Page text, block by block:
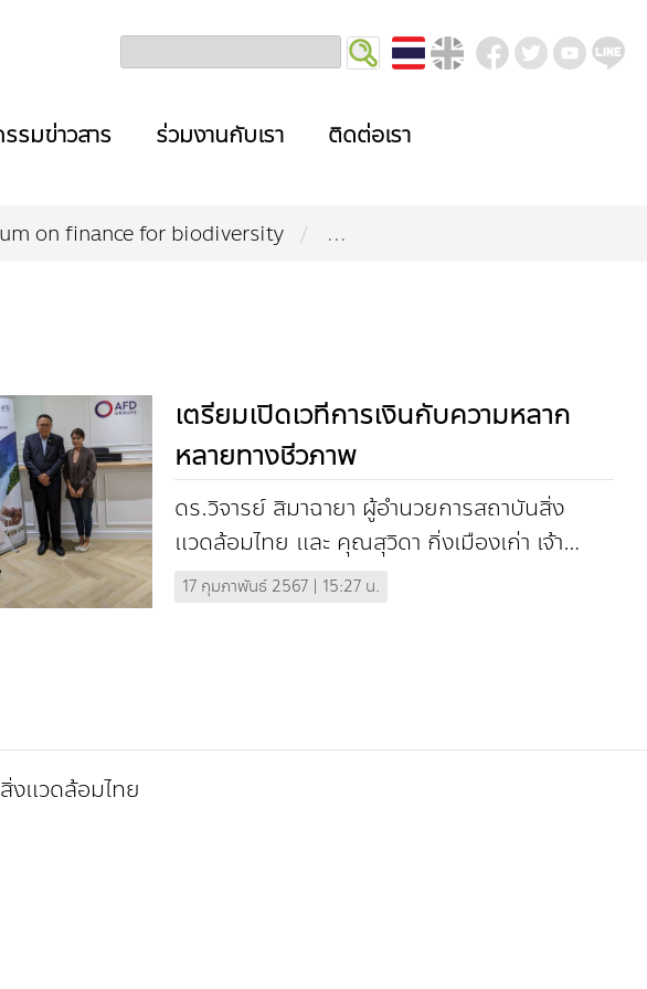
รมข่าวสาร ร่วมงานกับเรา ติดต่อเรา
on finance for biodiversity ...
เตรียมเปิดเวทีการเงินกับความหลาก
หลายทางชีวภาพ
ดร.วิจารย์ สิมาฉายา ผู้อำนวยการสถาบันสิ่ง
แวดล้อมไทย และ คุณสุวิดา กิ่งเมืองเก่า เจ้า
หน้าที่การลงทุนอาวุโส สำนักงานเพื่อการพัฒนา
17 กุมภาพันธ์ 2567 | 15:27 น.
งแวดล้อมไทย